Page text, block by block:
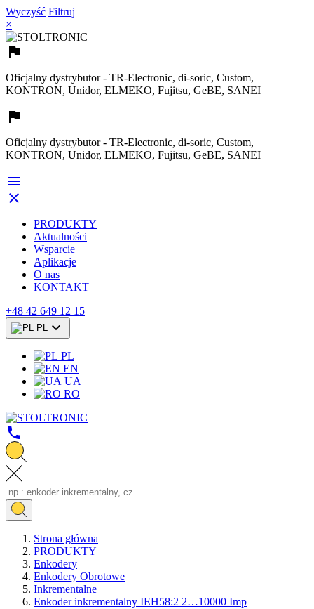
Wyczyść Filtruj
×

Oficjalny dystrybutor - TR-Electronic, di-soric, Custom,
KONTRON, Unidor, ELMEKO, Fujitsu, GeBE, SANEI

Oficjalny dystrybutor - TR-Electronic, di-soric, Custom,
KONTRON, Unidor, ELMEKO, Fujitsu, GeBE, SANEI


PRODUKTY
Aktualności
Wsparcie
Aplikacje
O nas
KONTAKT
+48 42 649 12 15
PL 
PL
EN
UA
RO
call
Strona główna
PRODUKTY
Enkodery
Enkodery Obrotowe
Inkrementalne
Enkoder inkrementalny IEH58:2 2…10000 Imp